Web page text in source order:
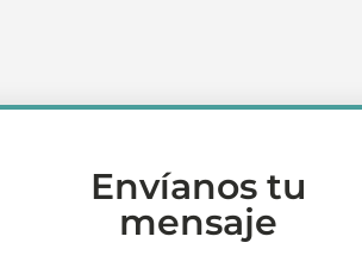
Envíanos tu
mensaje